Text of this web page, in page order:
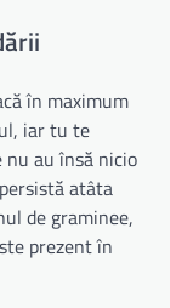
în maximum
iar tu te
au însă nicio
atâta
de graminee,
prezent în